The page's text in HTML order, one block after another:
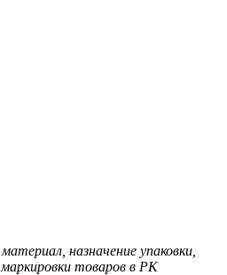
назначение упаковки,
товаров в РК